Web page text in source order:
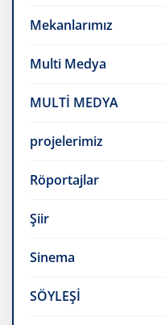
Mekanlarımız
Multi Medya
MULTİ MEDYA
projelerimiz
Röportajlar
Şiir
Sinema
SÖYLEŞİ